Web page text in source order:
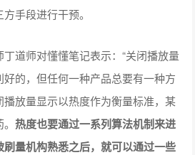
手段进行干预。
道师对懂懂笔记表示：“关闭播放量
的，但任何一种产品总要有一种方
放量显示以热度作为衡量标准，某
。热度也要通过一系列算法机制来进
量机构熟悉之后，就可以通过一些